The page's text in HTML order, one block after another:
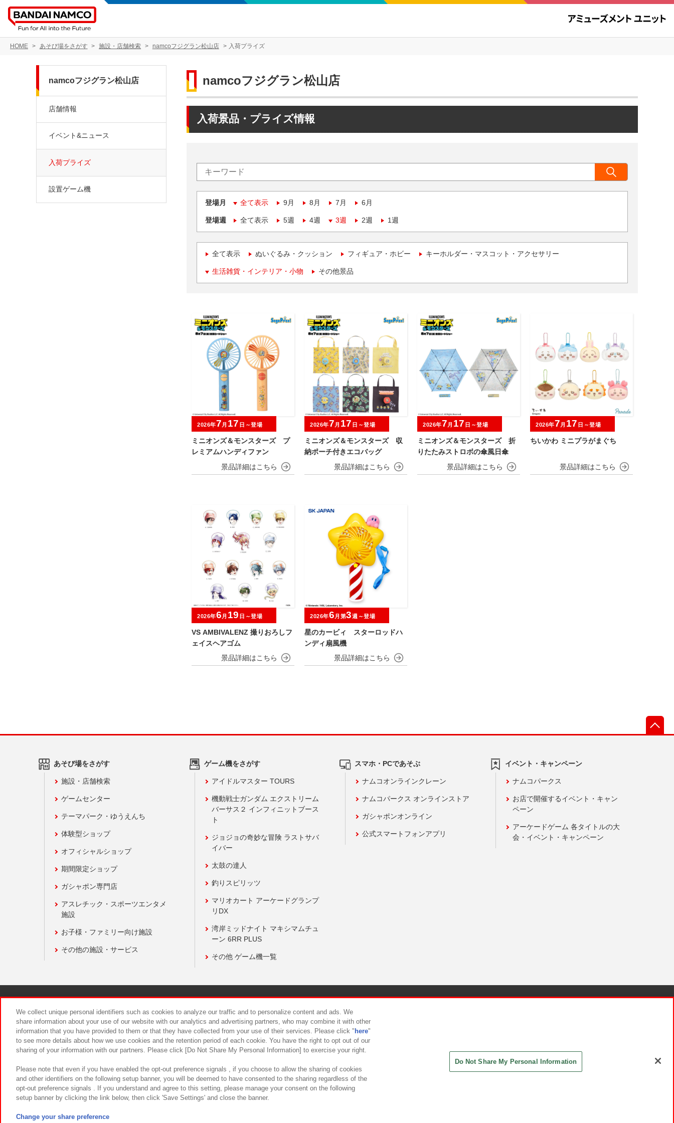
HOME あそび場をさがす 施設・店舗検索 namcoフジグラン松山店 入荷プライズ
namcoフジグラン松山店
入荷景品・プライズ情報
登場月 全て表示 9月 8月 7月 6月
登場週 全て表示 5週 4週 3週 2週 1週
全て表示 ぬいぐるみ・クッション フィギュア・ホビー キーホルダー・マスコット・アクセサリー
生活雑貨・インテリア・小物 その他景品
ミニオンズ＆モンスターズ プ
レミアムハンディファン
2026年7 月 17 日～登場
ミニオンズ＆モンスターズ 収
納ポーチ付きエコバッグ
2026年7 月 17 日～登場
ミニオンズ＆モンスターズ 折
りたたみストロボの傘風日傘
2026年7 月 17 日～登場
ちいかわ ミニプラがまぐち
2026年7 月 17 日～登場
VS AMBIVALENZ 撮りおろしフ
ェイスヘアゴム
2026年6 月 19 日～登場
星のカービィ スターロッドハ
ンディ扇風機
2026年6 月第3週～登場
namcoフジグラン松山店
店舗情報
イベント&ニュース
入荷プライズ
設置ゲーム機
あそび場をさがす
施設・店舗検索
ゲームセンター
テーマパーク・ゆうえんち
体験型ショップ
オフィシャルショップ
期間限定ショップ
ガシャポン専門店
アスレチック・スポーツエンタメ
施設
お子様・ファミリー向け施設
その他の施設・サービス
ゲーム機をさがす
アイドルマスター TOURS
機動戦士ガンダム エクストリーム
バーサス２ インフィニットブース
ト
ジョジョの奇妙な冒険 ラストサバ
イバー
太鼓の達人
釣りスピリッツ
マリオカート アーケードグランプ
リDX
湾岸ミッドナイト マキシマムチュ
ーン 6RR PLUS
その他 ゲーム機一覧
スマホ・PCであそぶ
ナムコオンラインクレーン
ナムコパークス オンラインストア
ガシャポンオンライン
公式スマートフォンアプリ
イベント・キャンペーン
ナムコパークス
お店で開催するイベント・キャン
ペーン
アーケードゲーム 各タイトルの大
会・イベント・キャンペーン
食品のご提供について カスタマーハラスメント対応方針
We collect unique personal identifiers such as cookies to analyze our traffic and to personalize content and ads. We
share information about your use of our website with our analytics and advertising partners, who may combine it with other
information that you have provided to them or that they have collected from your use of their services. Please click " here"
to see more details about how we use cookies and the retention period of each cookie. You have the right to opt out of our
sharing of your information with our partners. Please click [Do Not Share My Personal Information] to exercise your right.
Please note that even if you have enabled the opt-out preference signals , if you choose to allow the sharing of cookies
and other identifiers on the following setup banner, you will be deemed to have consented to the sharing regardless of the
opt-out preference signals . If you understand and agree to this setting, please manage your consent on the following
setup banner by clicking the link below, then click 'Save Settings' and close the banner.
Change your share preference
Do Not Share My Personal Information